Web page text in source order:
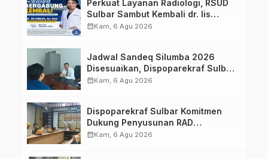
Perkuat Layanan Radiologi, RSUD
Sulbar Sambut Kembali dr. Iis
Imelda, Sp.Rad
calendar_monthKam, 6 Agu 2026
Jadwal Sandeq Silumba 2026
Disesuaikan, Dispoparekraf Sulbar
Pastikan Persiapan Tetap
calendar_monthKam, 6 Agu 2026
Dispoparekraf Sulbar Komitmen
Dukung Penyusunan RAD
TPB/SDGs Sulawesi Barat
calendar_monthKam, 6 Agu 2026